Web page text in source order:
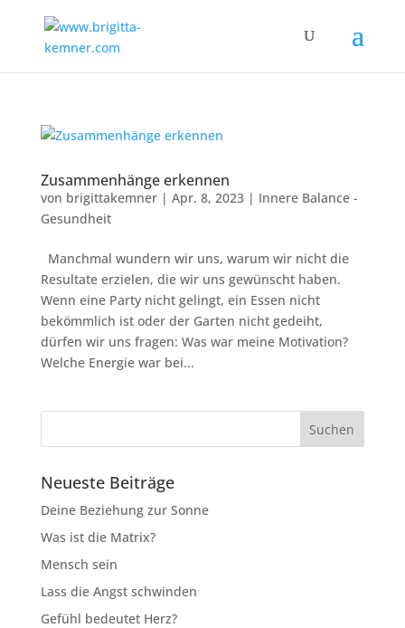
Zusammenhänge erkennen
von brigittakemner| Apr. 8, 2023| Innere Balance -
Gesundheit
Manchmal wundern wir uns, warum wir nicht die
Resultate erzielen, die wir uns gewünscht haben.
Wenn eine Party nicht gelingt, ein Essen nicht
bekömmlich ist oder der Garten nicht gedeiht,
dürfen wir uns fragen: Was war meine Motivation?
Welche Energie war bei...
Neueste Beiträge
Deine Beziehung zur Sonne
Was ist die Matrix?
Mensch sein
Lass die Angst schwinden
Gefühl bedeutet Herz?